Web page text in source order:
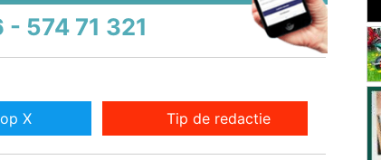
- 574 71 321
X Tip de redactie